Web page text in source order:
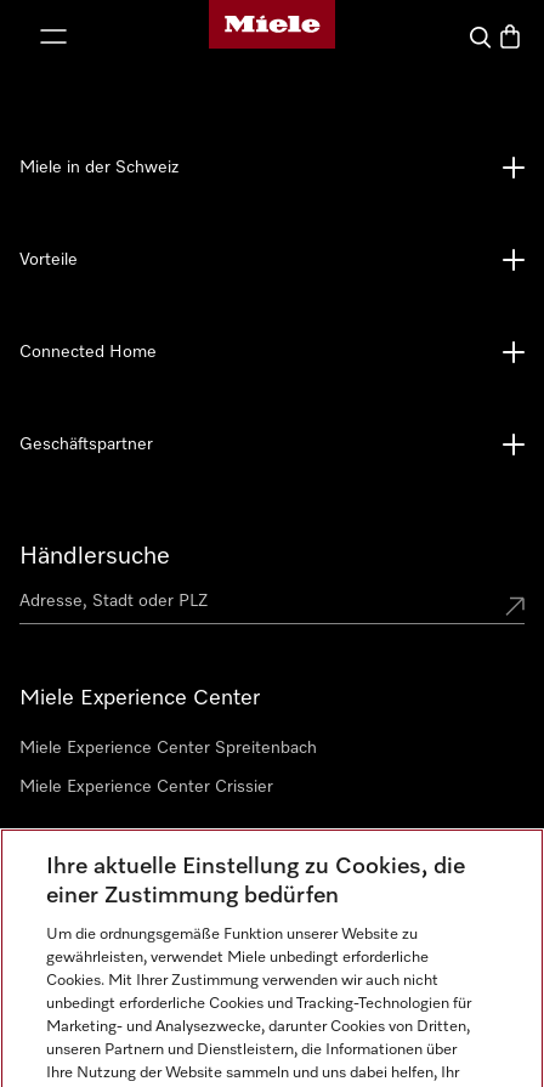
Miele-Homepage
Suche
Händlersuche
Miele Experience Center
Miele Experience Center Spreitenbach
Miele Experience Center Crissier
Newsletter
Sprache
Miele in der Schweiz
Vorteile
Connected Home
Geschäftspartner
Ihre aktuelle Einstellung zu Cookies, die
einer Zustimmung bedürfen
Um die ordnungsgemäße Funktion unserer Website zu
gewährleisten, verwendet Miele unbedingt erforderliche
Cookies. Mit Ihrer Zustimmung verwenden wir auch nicht
unbedingt erforderliche Cookies und Tracking-Technologien für
Marketing- und Analysezwecke, darunter Cookies von Dritten,
unseren Partnern und Dienstleistern, die Informationen über
Ihre Nutzung der Website sammeln und uns dabei helfen, Ihr